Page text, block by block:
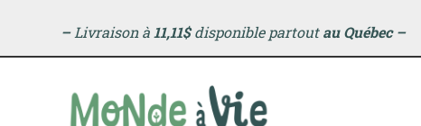
–Livraison à 11,11$disponible partoutau Québec –